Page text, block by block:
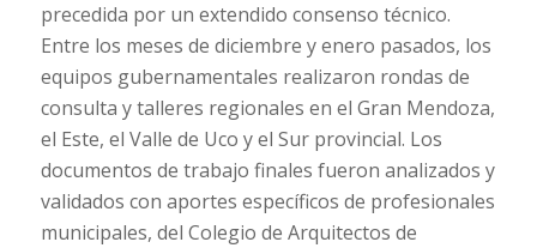
precedida por un extendido consenso técnico.
Entre los meses de diciembre y enero pasados, los
equipos gubernamentales realizaron rondas de
consulta y talleres regionales en el Gran Mendoza,
el Este, el Valle de Uco y el Sur provincial. Los
documentos de trabajo finales fueron analizados y
validados con aportes específicos de profesionales
municipales, del Colegio de Arquitectos de